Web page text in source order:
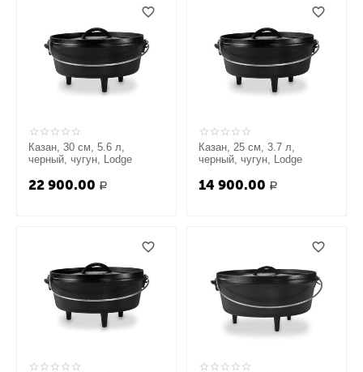
Казан, 30 см, 5.6 л,
черный, чугун, Lodge
22 900.00 Р
Казан, 25 см, 3.7 л,
черный, чугун, Lodge
14 900.00 Р